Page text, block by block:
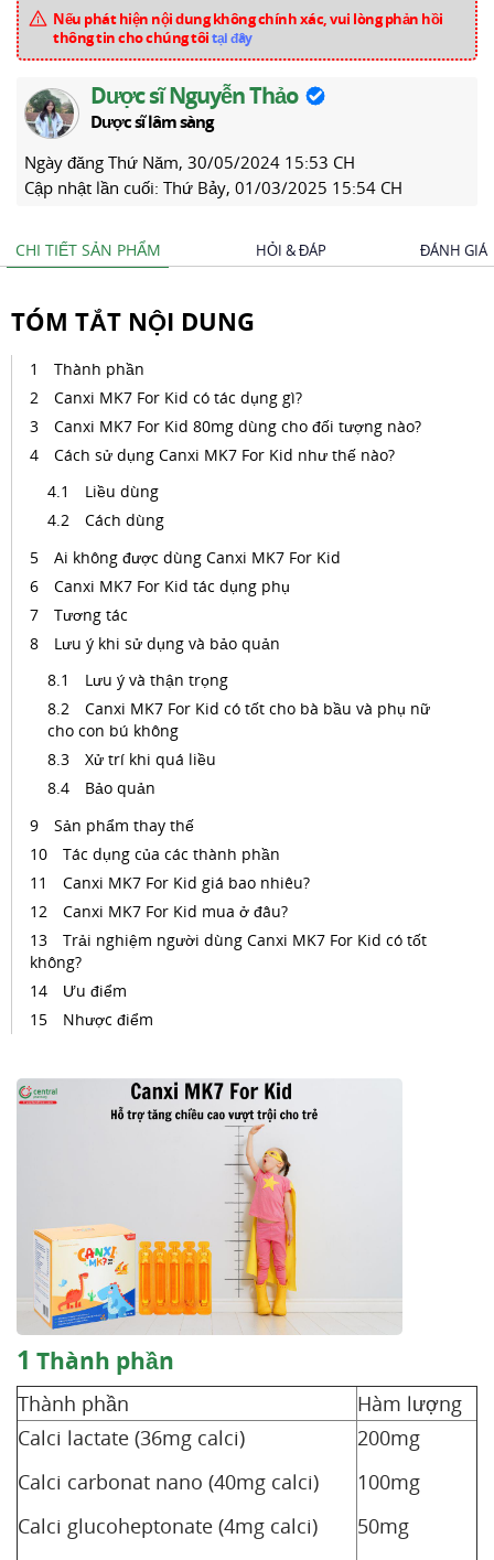
Nếu phát hiện nội dung không chính xác, vui lòng phản hồi
thông tin cho chúng tôitại đây
Dược sĩ Nguyễn Thảo
Dược sĩ lâm sàng
Ngày đăng Thứ Năm, 30/05/2024 15:53 CH
Cập nhật lần cuối: Thứ Bảy, 01/03/2025 15:54 CH
CHI TIẾT SẢN PHẨM HỎI & ĐÁP ĐÁNH GIÁ
TÓM TẮT NỘI DUNG
Thành phần
Canxi MK7 For Kid có tác dụng gì?
Canxi MK7 For Kid 80mg dùng cho đối tượng nào?
Cách sử dụng Canxi MK7 For Kid như thế nào?
Liều dùng
Cách dùng
Ai không được dùng Canxi MK7 For Kid
Canxi MK7 For Kid tác dụng phụ
Tương tác
Lưu ý khi sử dụng và bảo quản
Lưu ý và thận trọng
Canxi MK7 For Kid có tốt cho bà bầu và phụ nữ
cho con bú không
Xử trí khi quá liều
Bảo quản
Sản phẩm thay thế
Tác dụng của các thành phần
Canxi MK7 For Kid giá bao nhiêu?
Canxi MK7 For Kid mua ở đâu?
Trải nghiệm người dùng Canxi MK7 For Kid có tốt
không?
Ưu điểm
Nhược điểm
1 Thành phần
Thành phần
Hàm lượng
Calci lactate (36mg calci)
Calci carbonat nano (40mg calci)
Calci glucoheptonate (4mg calci)
200mg
100mg
50mg